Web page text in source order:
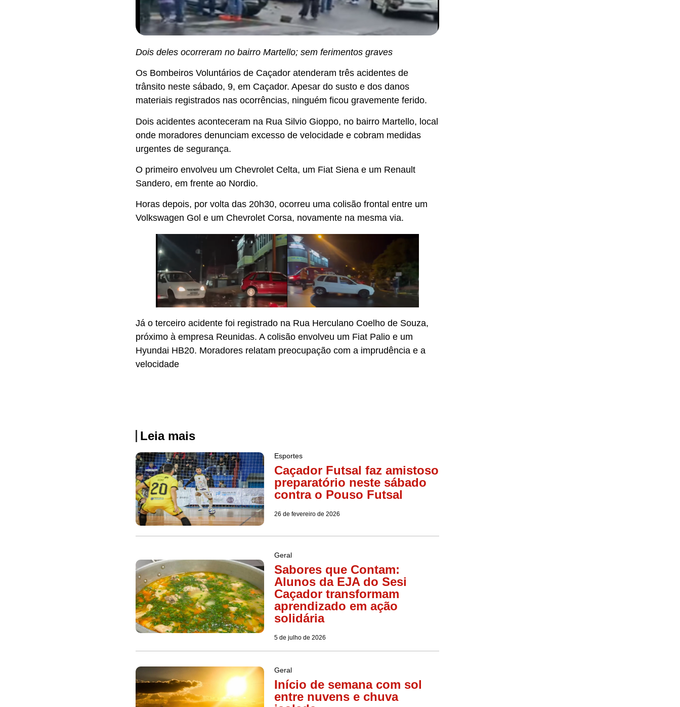
Dois deles ocorreram no bairro Martello; sem ferimentos graves
Os Bombeiros Voluntários de Caçador atenderam três acidentes de
trânsito neste sábado, 9, em Caçador. Apesar do susto e dos danos
materiais registrados nas ocorrências, ninguém ficou gravemente ferido.
Dois acidentes aconteceram na Rua Silvio Gioppo, no bairro Martello, local
onde moradores denunciam excesso de velocidade e cobram medidas
urgentes de segurança.
O primeiro envolveu um Chevrolet Celta, um Fiat Siena e um Renault
Sandero, em frente ao Nordio.
Horas depois, por volta das 20h30, ocorreu uma colisão frontal entre um
Volkswagen Gol e um Chevrolet Corsa, novamente na mesma via.
Já o terceiro acidente foi registrado na Rua Herculano Coelho de Souza,
próximo à empresa Reunidas. A colisão envolveu um Fiat Palio e um
Hyundai HB20. Moradores relatam preocupação com a imprudência e a
velocidade
Leia mais
Esportes
Caçador Futsal faz amistoso
preparatório neste sábado
contra o Pouso Futsal
26 de fevereiro de 2026
Geral
Sabores que Contam:
Alunos da EJA do Sesi
Caçador transformam
aprendizado em ação
solidária
5 de julho de 2026
Geral
Início de semana com sol
entre nuvens e chuva